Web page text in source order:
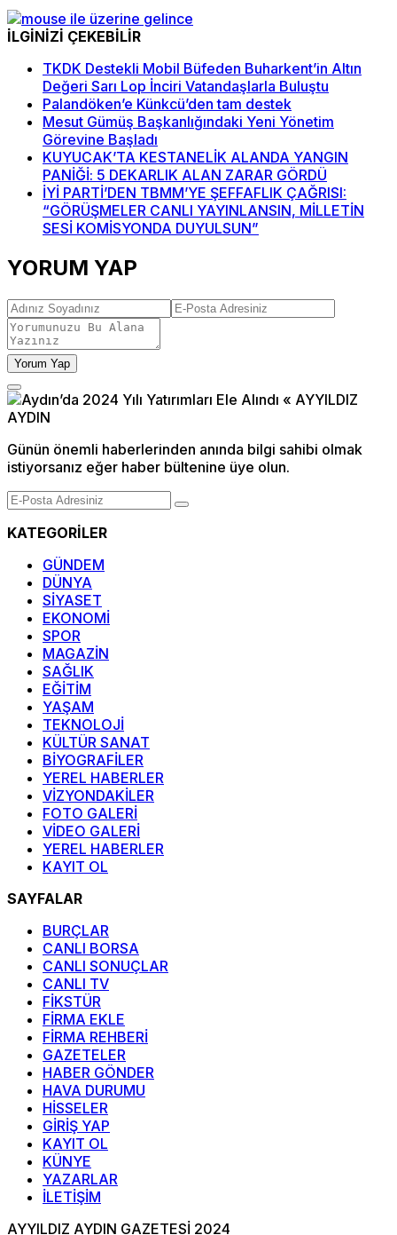
İLGİNİZİ ÇEKEBİLİR
TKDK Destekli Mobil Büfeden Buharkent’in Altın
Değeri Sarı Lop İnciri Vatandaşlarla Buluştu
Palandöken’e Künkcü’den tam destek
Mesut Gümüş Başkanlığındaki Yeni Yönetim
Görevine Başladı
KUYUCAK’TA KESTANELİK ALANDA YANGIN
PANİĞİ: 5 DEKARLIK ALAN ZARAR GÖRDÜ
İYİ PARTİ’DEN TBMM’YE ŞEFFAFLIK ÇAĞRISI:
“GÖRÜŞMELER CANLI YAYINLANSIN, MİLLETİN
SESİ KOMİSYONDA DUYULSUN”
YORUM YAP
Yorum Yap
Günün önemli haberlerinden anında bilgi sahibi olmak
istiyorsanız eğer haber bültenine üye olun.
KATEGORİLER
GÜNDEM
DÜNYA
SİYASET
EKONOMİ
SPOR
MAGAZİN
SAĞLIK
EĞİTİM
YAŞAM
TEKNOLOJİ
KÜLTÜR SANAT
BİYOGRAFİLER
YEREL HABERLER
VİZYONDAKİLER
FOTO GALERİ
VİDEO GALERİ
YEREL HABERLER
KAYIT OL
SAYFALAR
BURÇLAR
CANLI BORSA
CANLI SONUÇLAR
CANLI TV
FİKSTÜR
FİRMA EKLE
FİRMA REHBERİ
GAZETELER
HABER GÖNDER
HAVA DURUMU
HİSSELER
GİRİŞ YAP
KAYIT OL
KÜNYE
YAZARLAR
İLETİŞİM
AYYILDIZ AYDIN GAZETESİ 2024